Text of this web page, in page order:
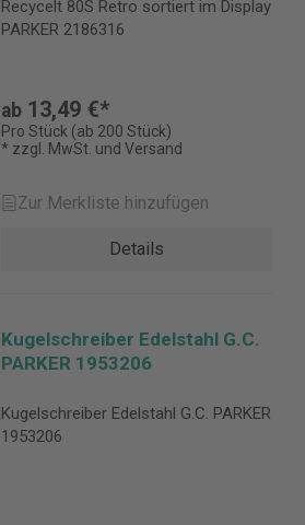
Recycelt 80S Retro sortiert im Display
PARKER 2186316
ab 13,49 €*
Pro Stück (ab 200 Stück)
* zzgl. MwSt. und Versand
Zur Merkliste hinzufügen
Details
Kugelschreiber Edelstahl G.C.
PARKER 1953206
Kugelschreiber Edelstahl G.C. PARKER
1953206